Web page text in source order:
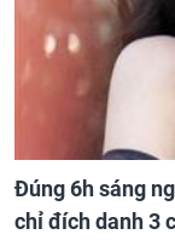
Đúng 6h sáng
chỉ đích danh 3